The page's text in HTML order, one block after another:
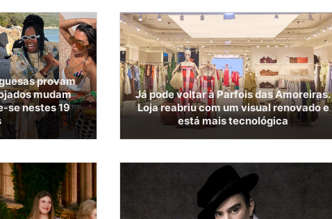
provam
mudam
se nestes 19
Já pode voltar à Parfois das Amoreiras.
Loja reabriu com um visual renovado e
está mais tecnológica